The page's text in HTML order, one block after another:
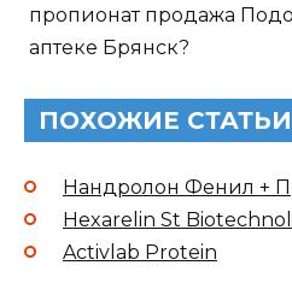
пропионат продажа
аптеке Брянск?
ПОХОЖИЕ СТАТЬИ
Нандролон Фенил +
Hexarelin St
Activlab Protein